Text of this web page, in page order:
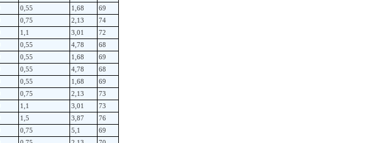
0,55 1,68
69
0,75 2,13
74
1,1 3,01
72
0,55 4,78
68
0,55 1,68
69
0,55 4,78
68
0,55 1,68
69
0,75 2,13
73
1,1 3,01
73
1,5 3,87
76
0,75 5,1
69